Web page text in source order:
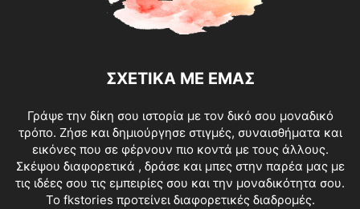
ΣΧΕΤΙΚΑ ΜΕ ΕΜΑΣ
Γράψε την δίκη σου ιστορία με τον δικό σου μοναδικό
τρόπο. Ζήσε και δημιούργησε στιγμές, συναισθήματα και
εικόνες που σε φέρνουν πιο κοντά με τους άλλους.
Σκέψου διαφορετικά , δράσε και μπες στην παρέα μας με
τις ιδέες σου τις εμπειρίες σου και την μοναδικότητα σου.
Το fkstories προτείνει διαφορετικές διαδρομές.